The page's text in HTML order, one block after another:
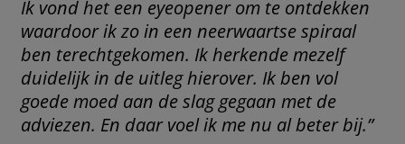
Ik vond het een eyeopener om te ontdekken
waardoor ik zo in een neerwaartse spiraal
ben terechtgekomen. Ik herkende mezelf
duidelijk in de uitleg hierover. Ik ben vol
goede moed aan de slag gegaan met de
adviezen. En daar voel ik me nu al beter bij.”